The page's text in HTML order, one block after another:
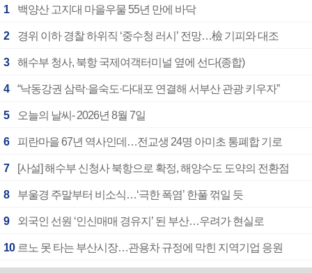
1 백양산 고지대 마을우물 55년 만에 바닥
2 경위 이하 경찰 하위직 ‘중수청 러시’ 전망…檢 기피와 대조
3 해수부 청사, 북항 국제여객터미널 옆에 선다(종합)
4 “낙동강권 삼락·을숙도·다대포 연결해 서부산 관광 키우자”
5 오늘의 날씨- 2026년 8월 7일
6 피란마을 67년 역사인데…전교생 24명 아미초 통폐합 기로
7 [사설] 해수부 신청사 북항으로 확정, 해양수도 도약의 전환점
8 부울경 주말부터 비소식…‘극한 폭염’ 한풀 꺾일 듯
9 외국인 선원 ‘인신매매 경유지’ 된 부산…우려가 현실로
10 르노 못 타는 부산시장…관용차 규정에 막힌 지역기업 응원